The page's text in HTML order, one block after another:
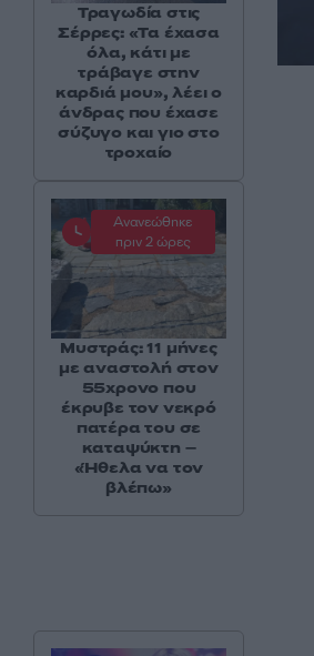
Τραγωδία στις
Σέρρες: «Τα έχασα
όλα, κάτι με
τράβαγε στην
καρδιά μου», λέει ο
άνδρας που έχασε
σύζυγο και γιο στο
τροχαίο
Ανανεώθηκε
πριν 2 ώρες
Μυστράς: 11 μήνες
με αναστολή στον
55χρονο που
έκρυβε τον νεκρό
πατέρα του σε
καταψύκτη –
«Ήθελα να τον
βλέπω»